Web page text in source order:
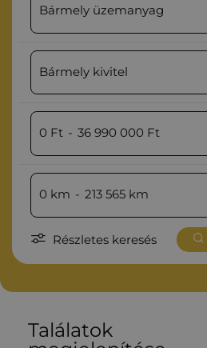
Bármely üzemanyag
Bármely kivitel
0 Ft - 36 990 000 Ft
0 km - 213 565 km
Részletes keresés
Találatok